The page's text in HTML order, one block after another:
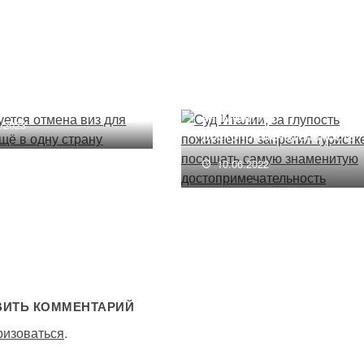
знаменитую
достопримечательность
10.06.2022
КОММЕНТАРИЙ
.